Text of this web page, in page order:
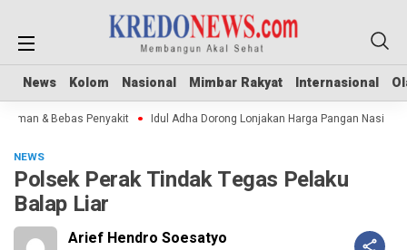
News Kolom Nasional Mimbar Rakyat Internasional
News Kolom Nasional Mimbar Rakyat Internasional
& Bebas Penyakit Idul Adha Dorong Lonjakan Harga Pangan Nasional
NEWS
Polsek Perak Tindak Tegas Pelaku
Balap Liar
Arief Hendro Soesatyo